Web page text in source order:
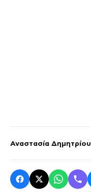
Αναστασία Δημητρίου